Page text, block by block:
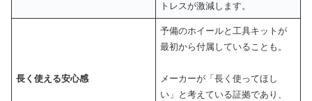
トレスが激減します。
長く使える安心感
予備のホイールと工具キットが
最初から付属していることも。
メーカーが「長く使ってほし
い」と考えている証拠であり、